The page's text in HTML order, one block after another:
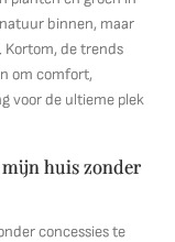
binnen, maar
Kortom, de trends
om comfort,
voor de ultieme plek
huis zonder
concessies te